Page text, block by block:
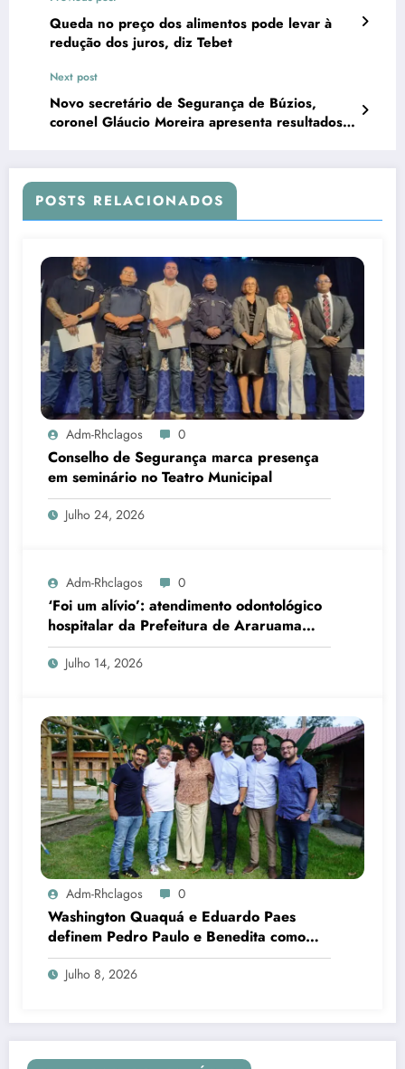
Queda no preço dos alimentos pode levar à
redução dos juros, diz Tebet
Next post
Novo secretário de Segurança de Búzios,
coronel Gláucio Moreira apresenta resultados
POSTS RELACIONADOS
Adm-Rhclagos 0
Conselho de Segurança marca presença
em seminário no Teatro Municipal
Julho 24, 2026
Adm-Rhclagos 0
‘Foi um alívio’: atendimento odontológico
hospitalar da Prefeitura de Araruama
transforma rotina de famílias atípicas
Julho 14, 2026
Adm-Rhclagos 0
Washington Quaquá e Eduardo Paes
definem Pedro Paulo e Benedita como
candidatos ao Senado no Rio
Julho 8, 2026